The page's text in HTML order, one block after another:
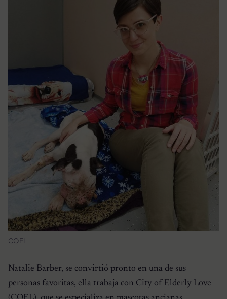
COEL
Natalie Barber, se convirtió pronto en una de sus
personas favoritas, ella trabaja con City of Elderly Love